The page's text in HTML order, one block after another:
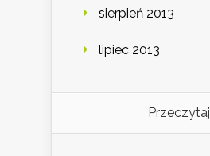
sierpień 2013
lipiec 2013
Przeczytaj